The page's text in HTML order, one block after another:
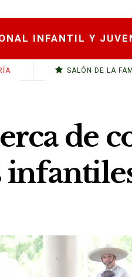
INFANTIL Y
SALÓN DE LA
de